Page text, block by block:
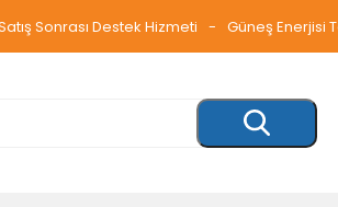
Sonrası Destek Hizmeti Güneş Enerjisi